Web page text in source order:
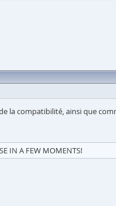
la compatibilité, ainsi que
IN A FEW MOMENTS!